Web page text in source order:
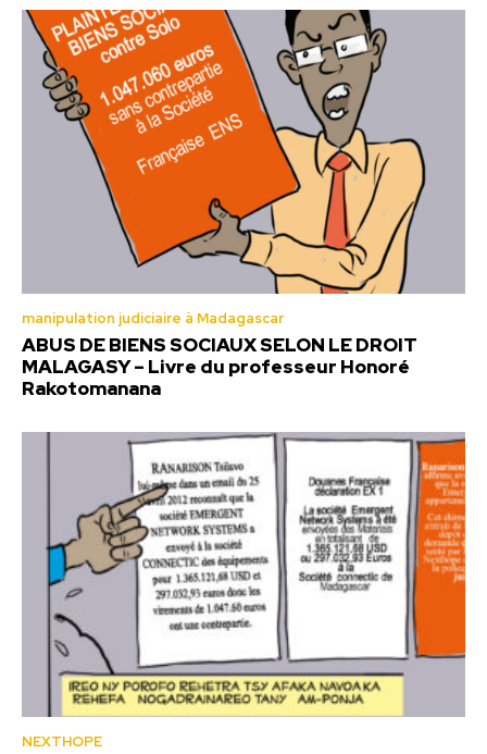
manipulation judiciaire à Madagascar
ABUS DE BIENS SOCIAUX SELON LE DROIT
MALAGASY – Livre du professeur Honoré
Rakotomanana
NEXTHOPE